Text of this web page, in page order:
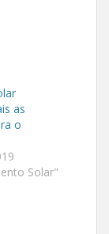
as
o
Solar"